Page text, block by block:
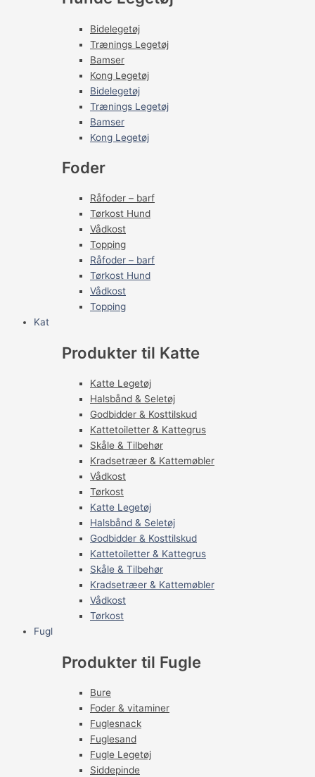
Bidelegetøj
Trænings Legetøj
Bamser
Kong Legetøj
Bidelegetøj
Trænings Legetøj
Bamser
Kong Legetøj
Foder
Råfoder – barf
Tørkost Hund
Vådkost
Topping
Råfoder – barf
Tørkost Hund
Vådkost
Topping
Kat
Produkter til Katte
Katte Legetøj
Halsbånd & Seletøj
Godbidder & Kosttilskud
Kattetoiletter & Kattegrus
Skåle & Tilbehør
Kradsetræer & Kattemøbler
Vådkost
Tørkost
Katte Legetøj
Halsbånd & Seletøj
Godbidder & Kosttilskud
Kattetoiletter & Kattegrus
Skåle & Tilbehør
Kradsetræer & Kattemøbler
Vådkost
Tørkost
Fugl
Produkter til Fugle
Bure
Foder & vitaminer
Fuglesnack
Fuglesand
Fugle Legetøj
Siddepinde